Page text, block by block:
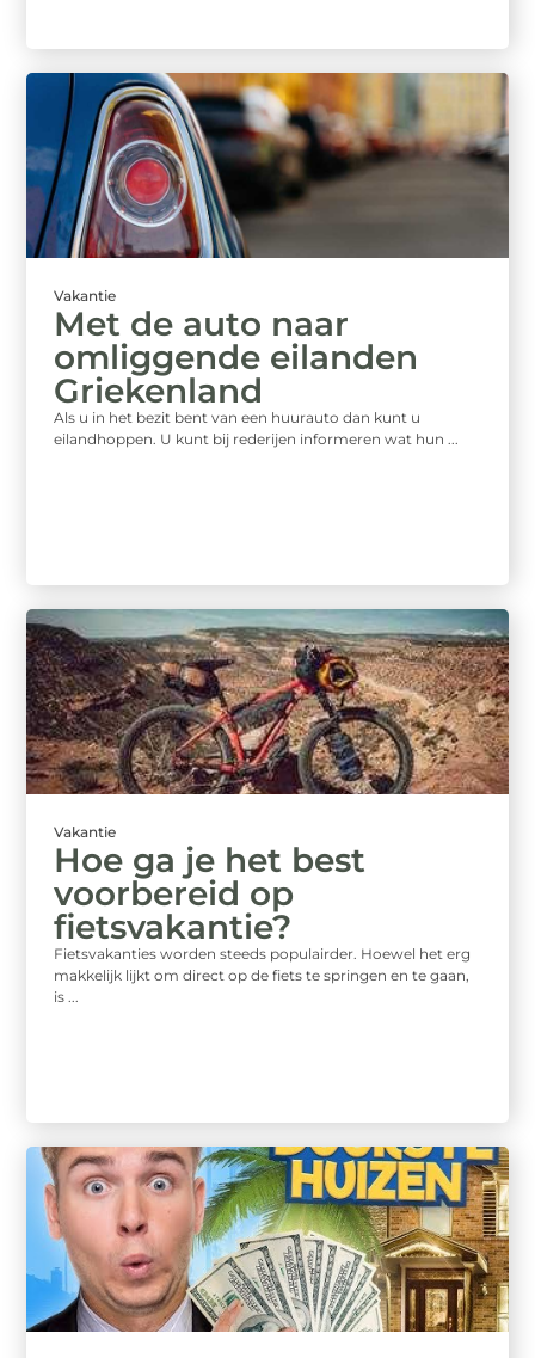
Vakantie
Met de auto naar
omliggende eilanden
Griekenland
Als u in het bezit bent van een huurauto dan kunt u
eilandhoppen. U kunt bij rederijen informeren wat hun ...
Vakantie
Hoe ga je het best
voorbereid op
fietsvakantie?
Fietsvakanties worden steeds populairder. Hoewel het erg
makkelijk lijkt om direct op de fiets te springen en te gaan,
is ...